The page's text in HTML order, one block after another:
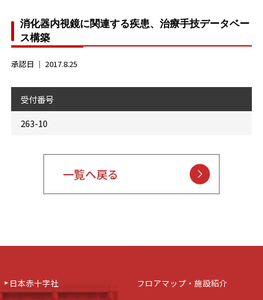
消化器内視鏡に関連する疾患、治療手技データベー
ス構築
承認日 ｜2017.8.25
受付番号
263-10
一覧へ戻る
日本赤十字社 フロアマップ・施設紹介